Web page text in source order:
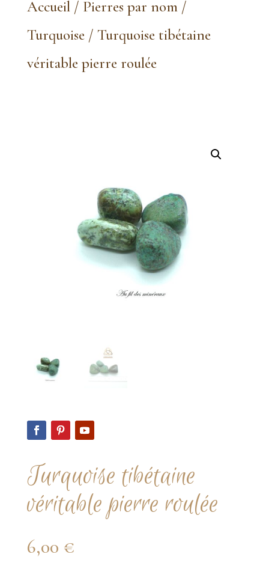
Accueil/ Pierres par nom/
Turquoise/ Turquoise tibétaine
véritable pierre roulée
Turquoise tibétaine
véritable pierre roulée
6,00 €